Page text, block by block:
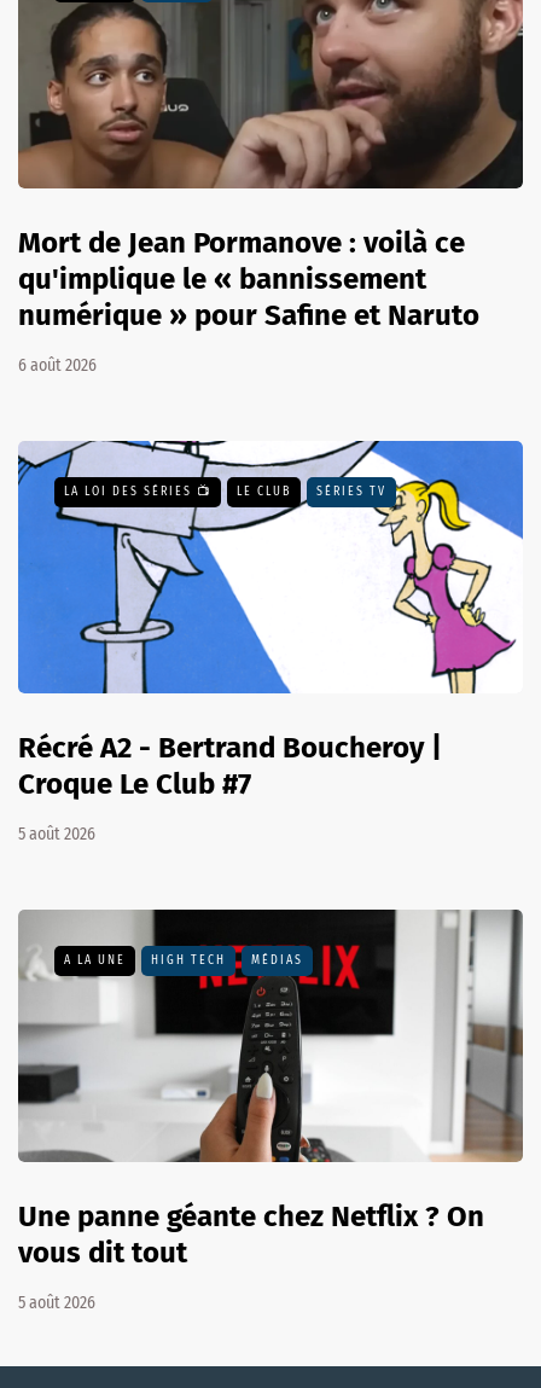
Mort de Jean Pormanove : voilà ce
qu'implique le « bannissement
numérique » pour Safine et Naruto
6 août 2026
LA LOI DES SÉRIES 📺 LE CLUB SÉRIES TV
Récré A2 - Bertrand Boucheroy |
Croque Le Club #7
5 août 2026
A LA UNE HIGH TECH MÉDIAS
Une panne géante chez Netflix ? On
vous dit tout
5 août 2026